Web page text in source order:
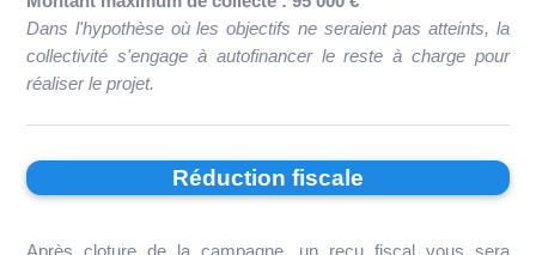
Dans l'hypothèse où les objectifs ne seraient pas atteints, la
collectivité s'engage à autofinancer le reste à charge pour
réaliser le projet.
Réduction fiscale
Après cloture de la campagne, un reçu fiscal vous sera